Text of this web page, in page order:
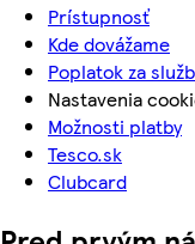
Prístupnosť
Kde dovážame
Poplatok za
Nastavenia
Možnosti platby
Tesco.sk
Clubcard